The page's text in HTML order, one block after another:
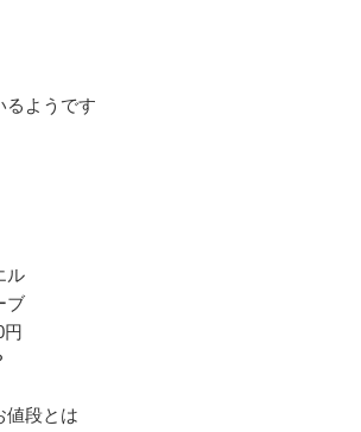
るようです
ル
ブ
円
値段とは